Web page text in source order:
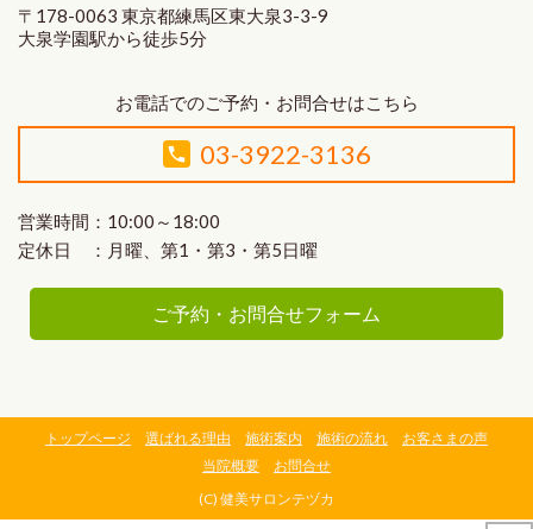
〒178-0063 東京都練馬区東大泉3-3-9
大泉学園駅から徒歩5分
お電話でのご予約・お問合せはこちら
03-3922-3136
営業時間：10:00～18:00
定休日 ：月曜、第1・第3・第5日曜
ご予約・お問合せフォーム
(C) 健美サロンテヅカ
トップページ 選ばれる理由 施術案内 施術の流れ
お客さまの声
当院概要
お問合せ